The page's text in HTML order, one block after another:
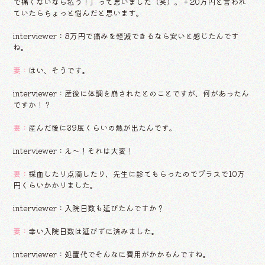
ていたらちょっと悩んだと思います。
interviewer：8万円で痛みを軽減できるなら安いと感じたんです
ね。
妻： はい、そうです。
interviewer：産後に体調を崩されたとのことですが、何があったん
ですか！？
妻：産んだ後に39度くらいの熱が出たんです。
interviewer：え〜！それは大変！
妻： 採血したり点滴したり、先生に診てもらったのでプラスで10万
円くらいかかりました。
interviewer：入院日数も延びたんですか？
妻：幸い入院日数は延びずに済みました。
interviewer：処置代でそんなに費用がかかるんですね。